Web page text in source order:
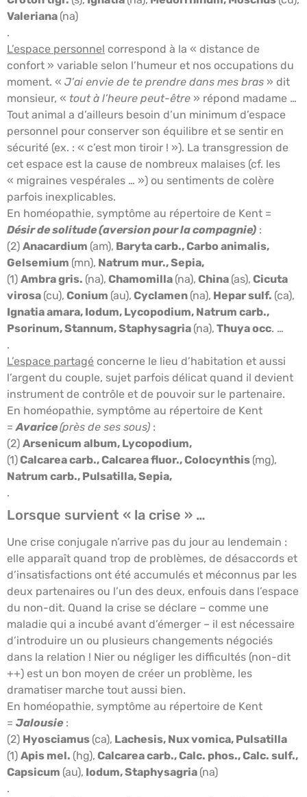
Valeriana (na)
.
L’espace personnel correspond à la « distance de
confort » variable selon l’humeur et nos occupations du
moment. « J’ai envie de te prendre dans mes bras » dit
monsieur, « tout à l’heure peut-être » répond madame …
Tout animal a d’ailleurs besoin d’un minimum d’espace
personnel pour conserver son équilibre et se sentir en
sécurité (ex. : « c’est mon tiroir ! »). La transgression de
cet espace est la cause de nombreux malaises (cf. les
« migraines vespérales … ») ou sentiments de colère
parfois inexplicables.
En homéopathie, symptôme au répertoire de Kent =
Désir de solitude (aversion pour la compagnie) :
(2) Anacardium (am), Baryta carb., Carbo animalis,
Gelsemium (mn), Natrum mur., Sepia,
(1) Ambra gris. (na), Chamomilla (na), China (as), Cicuta
virosa (cu), Conium (au), Cyclamen (na), Hepar sulf. (ca),
Ignatia amara, Iodum, Lycopodium, Natrum carb.,
Psorinum, Stannum, Staphysagria (na), Thuya occ. …
.
L’espace partagé concerne le lieu d’habitation et aussi
l’argent du couple, sujet parfois délicat quand il devient
instrument de contrôle et de pouvoir sur le partenaire.
En homéopathie, symptôme au répertoire de Kent
= Avarice(près de ses sous) :
(2) Arsenicum album, Lycopodium,
(1)Calcarea carb., Calcarea fluor., Colocynthis (mg),
Natrum carb., Pulsatilla, Sepia,
.
Lorsque survient « la crise » …
Une crise conjugale n’arrive pas du jour au lendemain :
elle apparaît quand trop de problèmes, de désaccords et
d’insatisfactions ont été accumulés et méconnus par les
deux partenaires ou l’un des deux, enfouis dans l’espace
du non-dit. Quand la crise se déclare – comme une
maladie qui a incubé avant d’émerger – il est nécessaire
d’introduire un ou plusieurs changements négociés
dans la relation ! Nier ou négliger les difficultés (non-dit
++) est un bon moyen de créer un problème, les
dramatiser marche tout aussi bien.
En homéopathie, symptôme au répertoire de Kent
= Jalousie :
(2) Hyosciamus (ca), Lachesis, Nux vomica, Pulsatilla
(1) Apis mel. (hg), Calcarea carb., Calc. phos., Calc. sulf.,
Capsicum (au), Iodum, Staphysagria (na)
.